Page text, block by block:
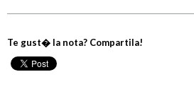
Te gust� la nota? Compartila!